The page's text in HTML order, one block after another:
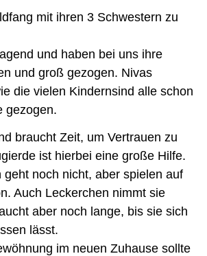
mit ihren 3 Schwestern zu
und haben bei uns ihre
und groß gezogen. Nivas
die vielen Kindernsind alle schon
gezogen.
braucht Zeit, um Vertrauen zu
ist hierbei eine große Hilfe.
geht noch nicht, aber spielen auf
Auch Leckerchen nimmt sie
aber noch lange, bis sie sich
lässt.
im neuen Zuhause sollte